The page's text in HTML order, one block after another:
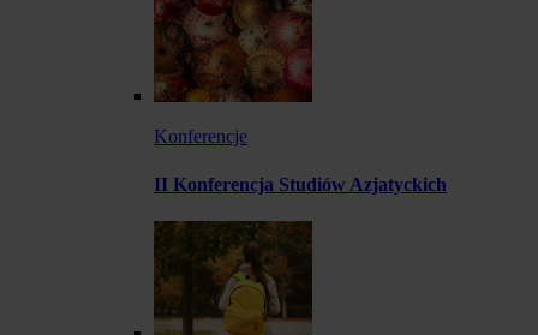
Konferencje
II Konferencja Studiów Azjatyckich